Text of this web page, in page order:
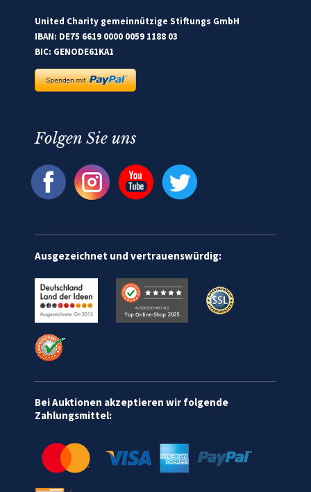
United Charity gemeinnützige Stiftungs GmbH
IBAN: DE75 6619 0000 0059 1188 03
BIC: GENODE61KA1
Folgen Sie uns
Ausgezeichnet und vertrauenswürdig:
Bei Auktionen akzeptieren wir folgende
Zahlungsmittel: